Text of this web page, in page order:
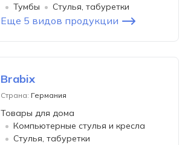
Тумбы
Стулья, табуретки
Еще 5 видов продукции
Brabix
Страна: Германия
Товары для дома
Компьютерные стулья и кресла
Стулья, табуретки